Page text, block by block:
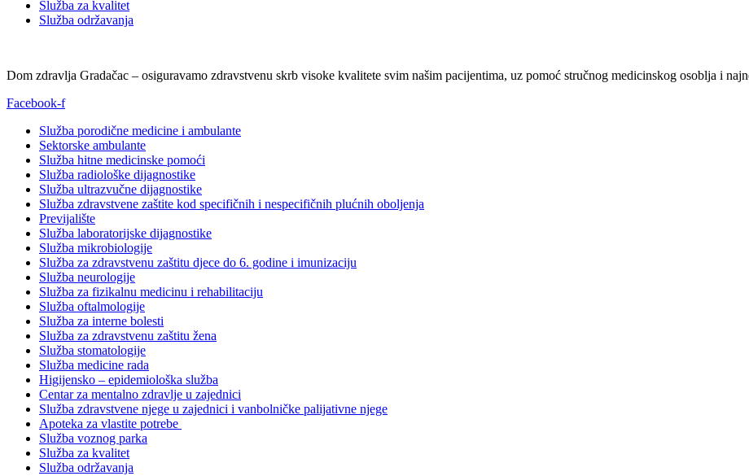
Služba za kvalitet
Služba održavanja
Dom zdravlja Gradačac – osiguravamo zdravstvenu skrb visoke kvalitete svim našim pacijentima, uz pomoć stručnog medicinskog osoblja i
Facebook-f
Služba porodične medicine i ambulante
Sektorske ambulante
Služba hitne medicinske pomoći
Služba radiološke dijagnostike
Služba ultrazvučne dijagnostike
Služba zdravstvene zaštite kod specifičnih i nespecifičnih plućnih oboljenja
Previjalište
Služba laboratorijske dijagnostike
Služba mikrobiologije
Služba za zdravstvenu zaštitu djece do 6. godine i imunizaciju
Služba neurologije
Služba za fizikalnu medicinu i rehabilitaciju
Služba oftalmologije
Služba za interne bolesti
Služba za zdravstvenu zaštitu žena
Služba stomatologije
Služba medicine rada
Higijensko – epidemiološka služba
Centar za mentalno zdravlje u zajednici
Služba zdravstvene njege u zajednici i vanbolničke palijativne njege
Apoteka za vlastite potrebe
Služba voznog parka
Služba za kvalitet
Služba održavanja